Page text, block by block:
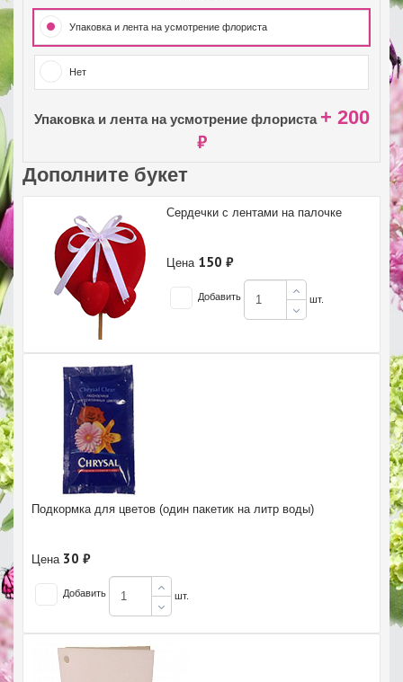
Упаковка и лента на усмотрение флориста
Нет
Упаковка и лента на усмотрение флориста + 200
₽
Дополните букет
Сердечки с лентами на палочке
Цена 150 ₽
Добавить шт.
Подкормка для цветов (один пакетик на литр воды)
Цена 30 ₽
Добавить шт.